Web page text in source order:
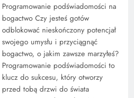
Programowanie podświadomości na
bogactwo Czy jesteś gotów
odblokować nieskończony potencjał
swojego umysłu i przyciągnąć
bogactwo, o jakim zawsze marzyłeś?
Programowanie podświadomości to
klucz do sukcesu, który otworzy
przed tobą drzwi do świata